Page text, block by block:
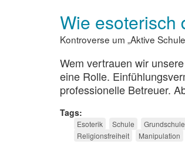
Wie esoterisch
Kontroverse um „Aktive
Wem vertrauen wir
eine Rolle.
professionelle Betreuer.
Tags
Esoterik Schule Grundschule
Religionsfreiheit
Manipulation